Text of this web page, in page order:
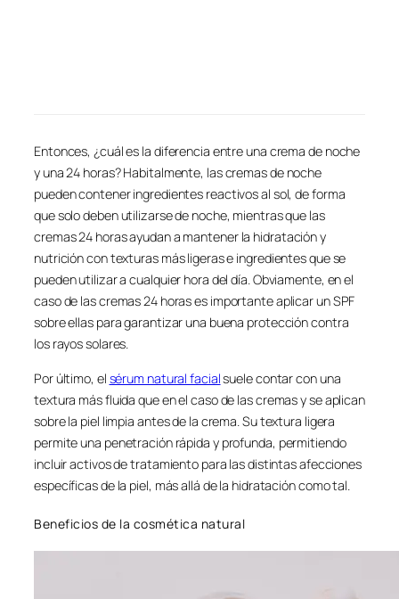
Entonces, ¿cuál es la diferencia entre una crema de noche
y una 24 horas? Habitalmente, las cremas de noche
pueden contener ingredientes reactivos al sol, de forma
que solo deben utilizarse de noche, mientras que las
cremas 24 horas ayudan a mantener la hidratación y
nutrición con texturas más ligeras e ingredientes que se
pueden utilizar a cualquier hora del día. Obviamente, en el
caso de las cremas 24 horas es importante aplicar un SPF
sobre ellas para garantizar una buena protección contra
los rayos solares.
Por último, el sérum natural facialsuele contar con una
textura más fluida que en el caso de las cremas y se aplican
sobre la piel limpia antes de la crema. Su textura ligera
permite una penetración rápida y profunda, permitiendo
incluir activos de tratamiento para las distintas afecciones
específicas de la piel, más allá de la hidratación como tal.
Beneficios de la cosmética natural